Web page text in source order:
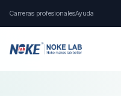
Carreras profesionalesAyuda